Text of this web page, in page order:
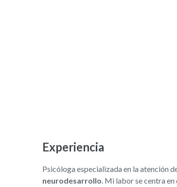
Experiencia
Psicóloga especializada en la atención
neurodesarrollo. Mi labor se centra